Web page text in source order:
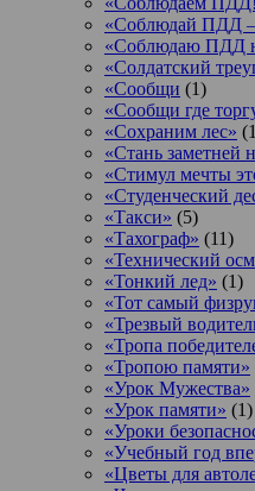
«Соблюдай ПДД
«Соблюдаю ПДД
«Солдатский
«Сообщи (1)
«Сообщи где
«Сохраним лес»
«Стань заметней
«Стимул мечты
«Студенческий
«Такси» (5)
«Тахограф» (11)
«Технический
«Тонкий лед» (1)
«Тот самый
«Трезвый
«Тропа
«Тропою памяти»
«Урок Мужества»
«Урок памяти» (1)
«Уроки
«Учебный год
«Цветы для